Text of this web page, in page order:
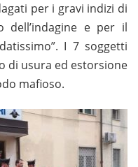
per i gravi indizi di
dell’indagine e per il
I 7 soggetti
di usura ed estorsione
mafioso.